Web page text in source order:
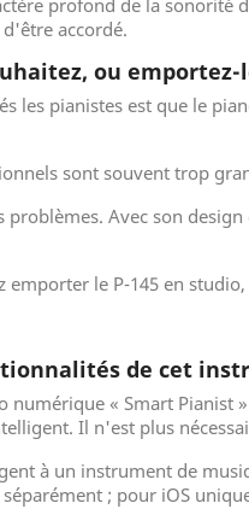
profond de la
accordé.
ou emportez-
les pianistes est que le
sont souvent trop
problèmes. Avec son
le P-145 en
de cet
numérique « Smart
Il n'est plus
à un instrument de
; pour iOS